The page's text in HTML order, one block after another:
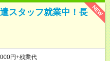
NEW
スタッフ就業中！長
円+残業代